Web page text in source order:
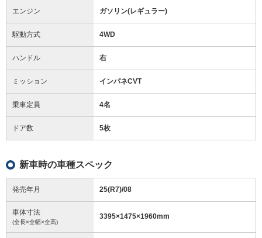
エンジン ガソリン(レギュラー)
駆動方式 4WD
ハンドル 右
ミッション インパネCVT
乗車定員 4名
ドア数 5枚
新車時の車種スペック
発売年月 25(R7)/08
車体寸法
(全長×全幅×全高)
3395×1475×1960mm